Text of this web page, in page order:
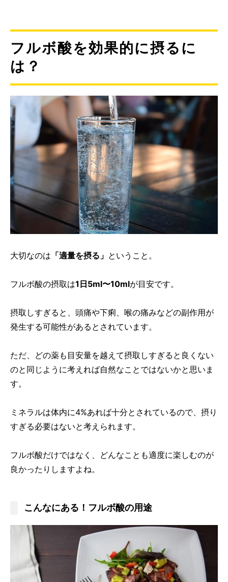
フルボ酸を効果的に摂るに
は？
大切なのは 「適量を摂る」 ということ。
フルボ酸の摂取は1日5ml〜10mlが目安です。
摂取しすぎると、頭痛や下痢、喉の痛みなどの副作用が
発生する可能性があるとされています。
ただ、どの薬も目安量を越えて摂取しすぎると良くない
のと同じように考えれば自然なことではないかと思いま
す。
ミネラルは体内に4%あれば十分とされているので、摂り
すぎる必要はないと考えられます。
フルボ酸だけではなく、どんなことも適度に楽しむのが
良かったりしますよね。
こんなにある！フルボ酸の用途